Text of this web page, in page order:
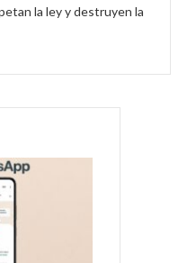
la ley y destruyen la